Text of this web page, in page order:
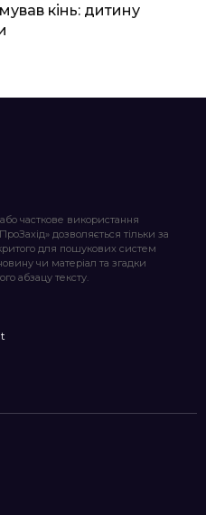
кінь: дитину
часткове використання
дозволяється тільки за
для пошукових систем
чи матеріал та згадки
абзацу тексту.